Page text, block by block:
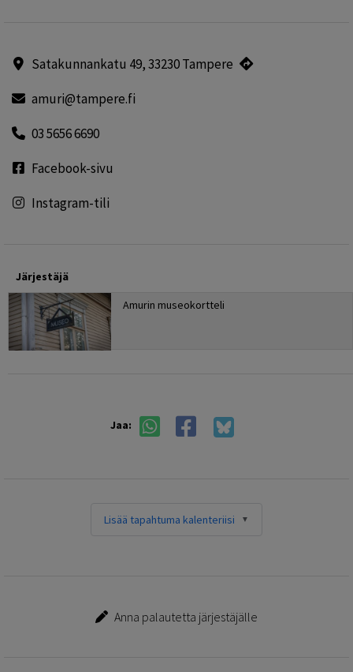
Satakunnankatu 49, 33230 Tampere
amuri@tampere.fi
03 5656 6690
Facebook-sivu
Instagram-tili
Järjestäjä
Amurin museokortteli
Jaa:
Lisää tapahtuma kalenteriisi
Anna palautetta järjestäjälle